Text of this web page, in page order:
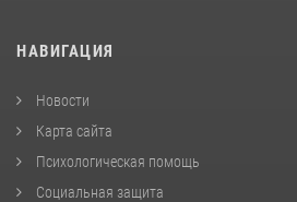
НАВИГАЦИЯ
Новости
Карта сайта
Психологическая помощь
Социальная защита